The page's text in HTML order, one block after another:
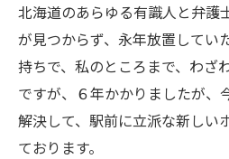
北海道のあらゆる有識人と弁護
が見つからず、永年放置してい
持ちで、私のところまで、わざ
ですが、６年かかりましたが、
解決して、駅前に立派な新しい
ております。